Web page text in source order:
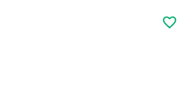
favorite_border